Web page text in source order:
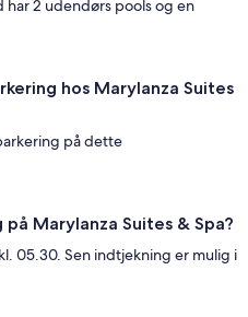
2 udendørs pools og en
hos Marylanza Suites
på dette
Marylanza Suites & Spa?
05.30. Sen indtjekning er mulig i